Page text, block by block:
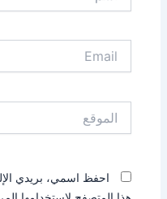
احفظ اسمي، بريدي